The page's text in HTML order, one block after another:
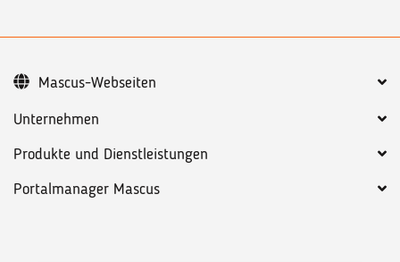
Unternehmen
Produkte und Dienstleistungen
Portalmanager Mascus
Mascus-Webseiten